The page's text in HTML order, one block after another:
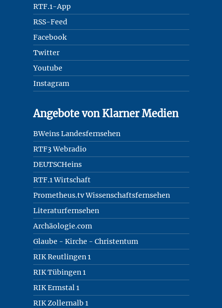
RTF.1-App
RSS-Feed
Facebook
Twitter
Youtube
Instagram
Angebote von Klarner Medien
BWeins Landesfernsehen
RTF3 Webradio
DEUTSCHeins
RTF.1 Wirtschaft
Prometheus.tv Wissenschaftsfernsehen
Literaturfernsehen
Archäologie.com
Glaube - Kirche - Christentum
RIK Reutlingen 1
RIK Tübingen 1
RIK Ermstal 1
RIK Zollernalb 1